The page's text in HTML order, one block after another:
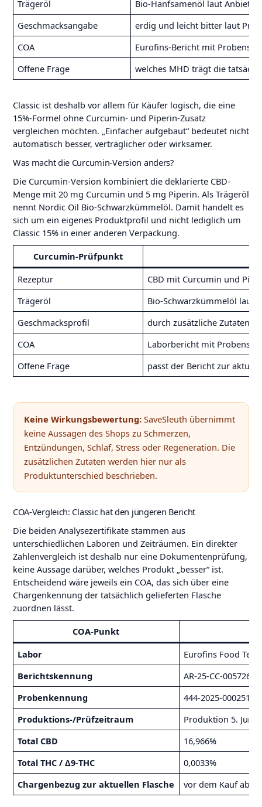
Trägeröl
Bio-Hanfsamenöl laut Anbieter
Geschmacksangabe
erdig und leicht bitter laut
COA
Eurofins-Bericht mit
Offene Frage
welches MHD trägt die
Classic ist deshalb vor allem für Käufer logisch, die eine
15%-Formel ohne Curcumin- und Piperin-Zusatz
vergleichen möchten. „Einfacher aufgebaut“ bedeutet nicht
automatisch besser, verträglicher oder wirksamer.
Was macht die Curcumin-Version anders?
Die Curcumin-Version kombiniert die deklarierte CBD-
Menge mit 20 mg Curcumin und 5 mg Piperin. Als Trägeröl
nennt Nordic Oil Bio-Schwarzkümmelöl. Damit handelt es
sich um ein eigenes Produktprofil und nicht lediglich um
Classic 15% in einer anderen Verpackung.
Curcumin-Prüfpunkt
Rezeptur
CBD mit Curcumin und
Trägeröl
Bio-Schwarzkümmelöl laut
Geschmacksprofil
durch zusätzliche Zutaten
COA
Laborbericht mit
Offene Frage
passt der Bericht zur aktuell
Keine Wirkungsbewertung:SaveSleuth übernimmt
keine Aussagen des Shops zu Schmerzen,
Entzündungen, Schlaf, Stress oder Regeneration. Die
zusätzlichen Zutaten werden hier nur als
Produktunterschied beschrieben.
COA-Vergleich: Classic hat den jüngeren Bericht
Die beiden Analysezertifikate stammen aus
unterschiedlichen Laboren und Zeiträumen. Ein direkter
Zahlenvergleich ist deshalb nur eine Dokumentenprüfung,
keine Aussage darüber, welches Produkt „besser“ ist.
Entscheidend wäre jeweils ein COA, das sich über eine
Chargenkennung der tatsächlich gelieferten Flasche
zuordnen lässt.
COA-Punkt
Labor
Eurofins Food
Berichtskennung
AR-25-CC-005726-
Probenkennung
444-2025-00025187
Produktions-/Prüfzeitraum
Produktion 5. Juni
Total CBD
16,966%
Total THC / Δ9-THC
0,0033%
Chargenbezug zur aktuellen Flasche
vor dem Kauf